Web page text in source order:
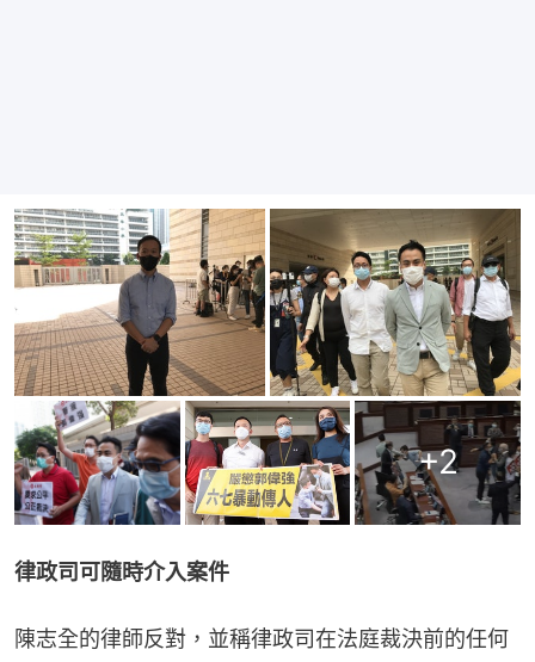
+2
律政司可隨時介入案件
陳志全的律師反對，並稱律政司在法庭裁決前的任何